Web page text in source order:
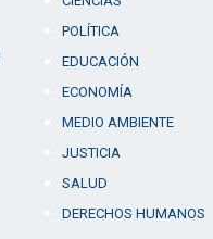
POLÍTICA
EDUCACIÓN
ECONOMÍA
MEDIO AMBIENTE
JUSTICIA
SALUD
DERECHOS HUMANOS